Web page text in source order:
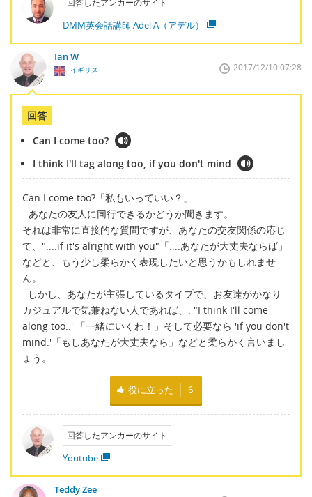
回答したアンカーのサイト
DMM英会話講師 Adel A（アデル）
Ian W
イギリス 2017/12/10 07:28
回答
Can I come too?
I think I'll tag along too, if you don't mind
Can I come too?「私もいっていい？」
- あなたの友人に同行できるかどうか聞きます。
それは非常に直接的な質問ですが、あなたの交友関係の応じ
て、"....if it's alright with you"「....あなたが大丈夫ならば」
などと、もう少し柔らかく表現したいと思うかもしれませ
ん。
しかし、あなたが主張しているタイプで、お友達がかなり
カジュアルで気兼ねない人であれば、: "I think I'll come
along too..' 「一緒にいくわ！」そして必要なら 'if you don't
mind.'「もしあなたが大丈夫なら」などと柔らかく言いまし
ょう。
役に立った 6
回答したアンカーのサイト
Youtube
Teddy Zee